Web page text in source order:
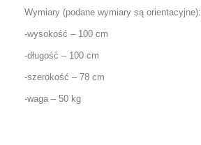
Wymiary (podane wymiary są orientacyjne):
-wysokość – 100 cm
-długość – 100 cm
-szerokość – 78 cm
-waga – 50 kg